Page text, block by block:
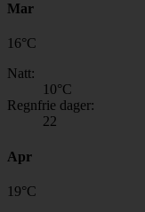
Mar
16°C
Natt:
10°C
Regnfrie dager:
22
Apr
19°C